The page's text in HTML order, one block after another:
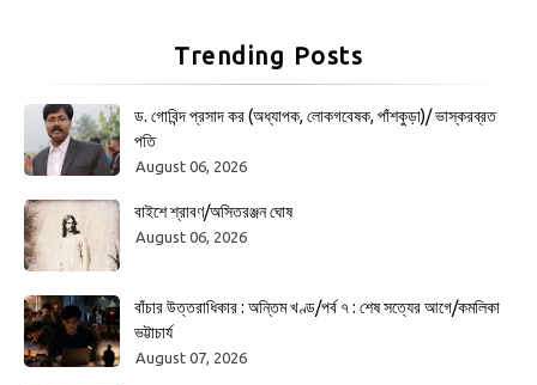
Trending Posts
ড. গোবিন্দ প্রসাদ কর (অধ্যাপক, লোকগবেষক, পাঁশকুড়া)/ ভাস্করব্রত
পতি
August 06, 2026
বাইশে শ্রাবণ/অসিতরঞ্জন ঘোষ
August 06, 2026
বাঁচার উত্তরাধিকার : অন্তিম খণ্ড/পর্ব ৭ : শেষ সত্যের আগে/কমলিকা
ভট্টাচার্য
August 07, 2026